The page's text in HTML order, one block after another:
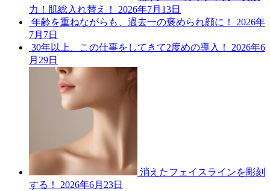
力！肌総入れ替え！
2026年7月13日
年齢を重ねながらも、過去一の褒められ顔に！
2026年
7月7日
30年以上、この仕事をしてきて2度めの導入！
2026年6
月29日
消えたフェイスラインを彫刻
する！
2026年6月23日